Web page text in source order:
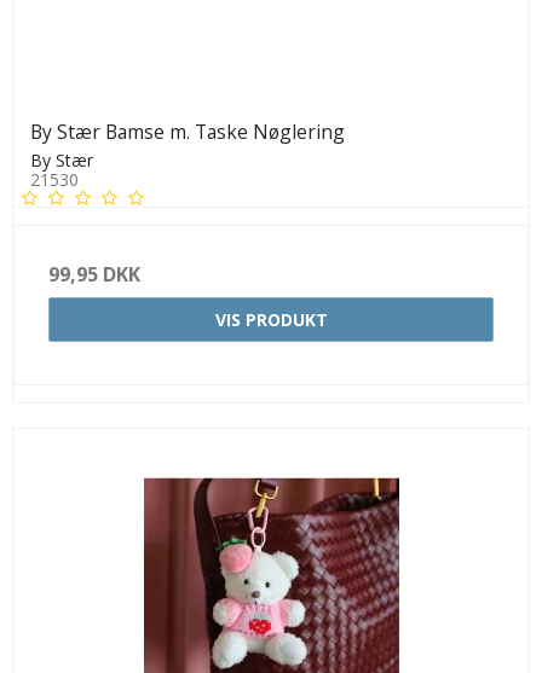
By Stær Bamse m. Taske Nøglering
By Stær
21530
99,95 DKK
VIS PRODUKT